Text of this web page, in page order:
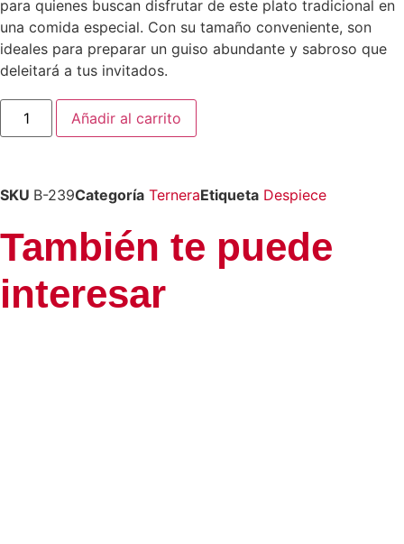
para quienes buscan disfrutar de este plato tradicional en
una comida especial. Con su tamaño conveniente, son
ideales para preparar un guiso abundante y sabroso que
deleitará a tus invitados.
Callos
2/5
Añadir al carrito
SKU B-239Categoría TerneraEtiqueta Despiece
También te puede
interesar